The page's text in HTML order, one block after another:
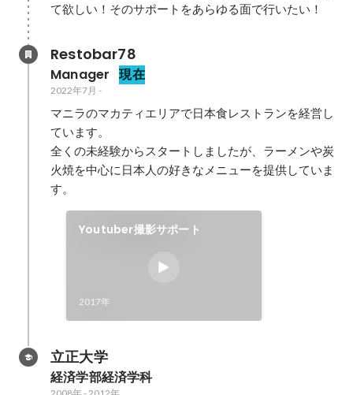
て欲しい！そのサポートをあらゆる面で行いたい！
Restobar78
Manager 現在
2022年7月 -
マニラのマカティエリアで日本食レストランを経営し
ています。
全くの未経験からスタートしましたが、ラーメンや炭
火焼を中心に日本人の好きなメニューを提供していま
す。
Youtuber撮影サポート
2017年
立正大学
経済学部経済学科